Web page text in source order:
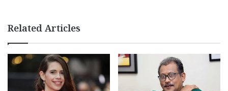
Related Articles